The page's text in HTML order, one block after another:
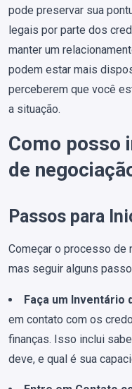
pode preservar sua
legais por parte dos
manter um
podem estar mais
perceberem que você
a situação.
Como posso
de
Passos para
Começar o processo de
mas seguir alguns
Faça um Inventário
em contato com os
finanças. Isso inclui
deve, e qual é sua